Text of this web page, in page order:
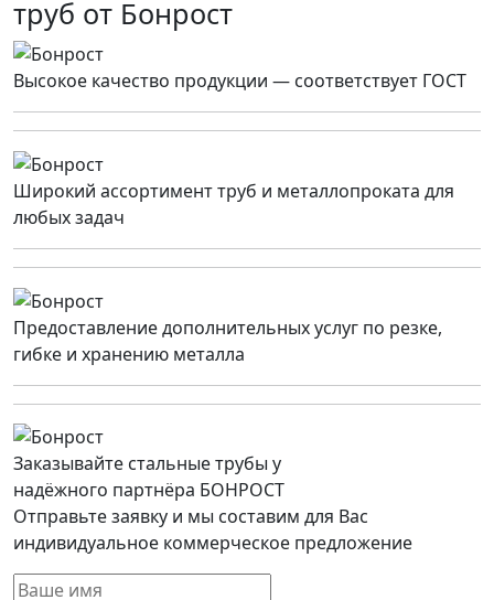
труб от Бонрост
Высокое качество продукции — соответствует ГОСТ
Широкий ассортимент труб и металлопроката для
любых задач
Предоставление дополнительных услуг по резке,
гибке и хранению металла
Заказывайте стальные трубы у
надёжного партнёра БОНРОСТ
Отправьте заявку и мы составим для Вас
индивидуальное коммерческое предложение